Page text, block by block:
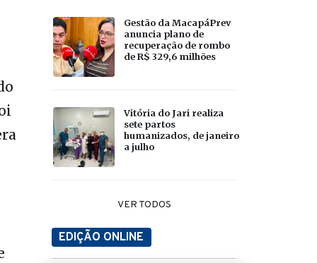
Gestão da MacapáPrev
anuncia plano de
recuperação de rombo
de R$ 329,6 milhões
Vitória do Jari realiza
sete partos
humanizados, de janeiro
a julho
VER TODOS
EDIÇÃO ONLINE